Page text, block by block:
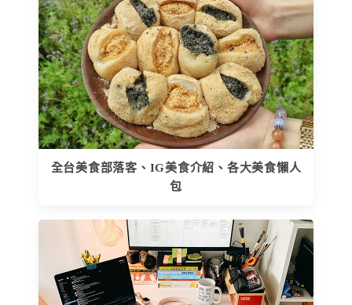
全台美食部落客、IG美食介紹、各大美食懶人
包